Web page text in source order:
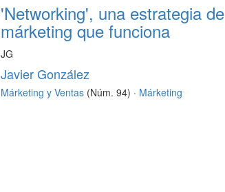
'Networking', una estrategia de
márketing que funciona
JG
Javier González
Márketing y Ventas (Núm. 94) · Márketing